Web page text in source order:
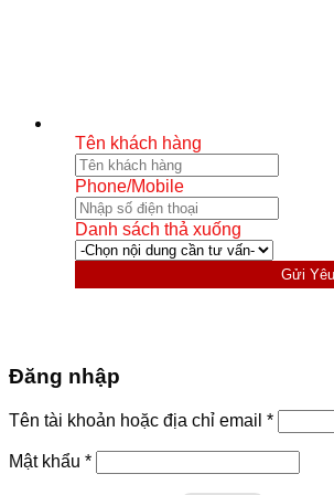
Tên khách hàng
Phone/Mobile
Danh sách thả xuống
Gửi
Đăng nhập
Tên tài khoản hoặc địa chỉ email *Bắt
buộc
Mật khẩu *Bắt
buộc